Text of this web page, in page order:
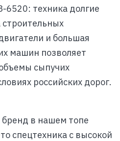
техника долгие
строительных
и большая
машин позволяет
сыпучих
российских дорог.
в нашем топе
спецтехника с высокой